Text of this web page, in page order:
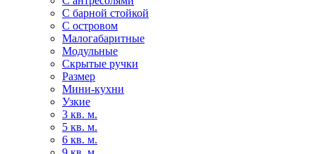
С барной стойкой
С островом
Малогабаритные
Модульные
Скрытые ручки
Размер
Мини-кухни
Узкие
3 кв. м.
5 кв. м.
6 кв. м.